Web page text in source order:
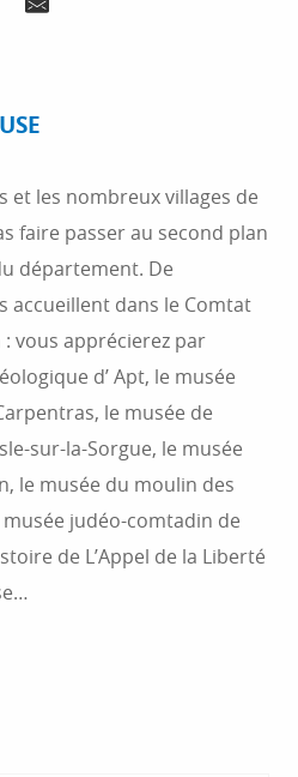
ou dans les environs de
Vous pourrez facilement
et les nombreux villages de
faire passer au second plan
département. De
accueillent dans le Comtat
vous apprécierez par
d’ Apt, le musée
le musée de
sur-la-Sorgue, le musée
le musée du moulin des
judéo-comtadin de
de L’Appel de la Liberté